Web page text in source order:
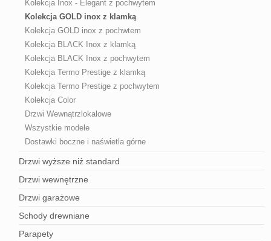
Kolekcja Inox - Elegant z pochwytem
Kolekcja GOLD inox z klamką
Kolekcja GOLD inox z pochwtem
Kolekcja BLACK Inox z klamką
Kolekcja BLACK Inox z pochwytem
Kolekcja Termo Prestige z klamką
Kolekcja Termo Prestige z pochwytem
Kolekcja Color
Drzwi Wewnątrzlokalowe
Wszystkie modele
Dostawki boczne i naświetla górne
Drzwi wyższe niż standard
Drzwi wewnętrzne
Drzwi garażowe
Schody drewniane
Parapety